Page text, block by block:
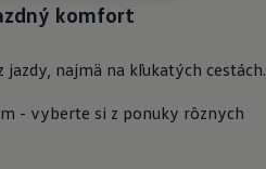
komfort
najmä na kľukatých cestách.
- vyberte si z ponuky rôznych